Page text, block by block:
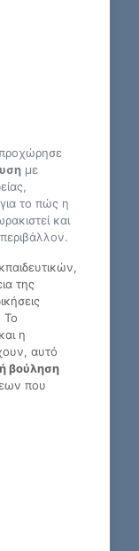
με
το πώς η
και
της
Το
η
αυτό
βούληση
που